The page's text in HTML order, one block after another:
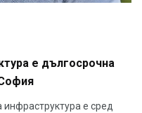
е дългосрочна
е сред